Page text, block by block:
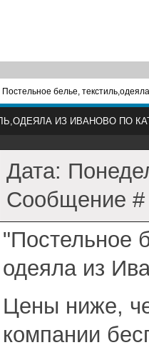
Постельное белье,
ИЗ ИВАНОВО ПО
Дата:
Сообщение
"Постельное
одеяла из
Цены ниже,
компании